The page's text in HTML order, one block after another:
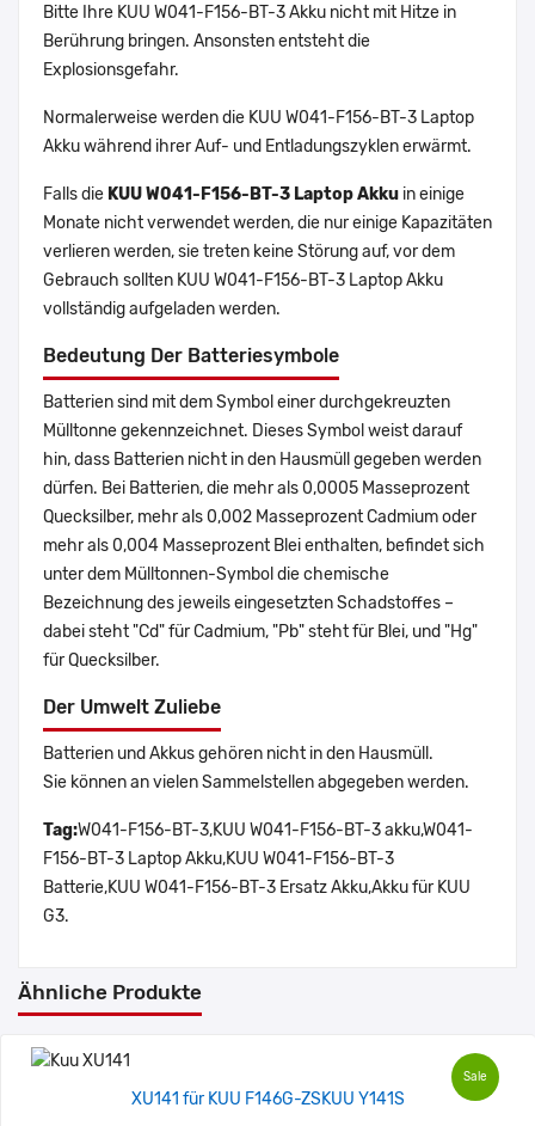
Bitte Ihre KUU W041-F156-BT-3 Akku nicht mit Hitze in
Berührung bringen. Ansonsten entsteht die
Explosionsgefahr.
Normalerweise werden die KUU W041-F156-BT-3 Laptop
Akku während ihrer Auf- und Entladungszyklen erwärmt.
Falls die KUU W041-F156-BT-3 Laptop Akku in einige
Monate nicht verwendet werden, die nur einige Kapazitäten
verlieren werden, sie treten keine Störung auf, vor dem
Gebrauch sollten KUU W041-F156-BT-3 Laptop Akku
vollständig aufgeladen werden.
Bedeutung Der Batteriesymbole
Batterien sind mit dem Symbol einer durchgekreuzten
Mülltonne gekennzeichnet. Dieses Symbol weist darauf
hin, dass Batterien nicht in den Hausmüll gegeben werden
dürfen. Bei Batterien, die mehr als 0,0005 Masseprozent
Quecksilber, mehr als 0,002 Masseprozent Cadmium oder
mehr als 0,004 Masseprozent Blei enthalten, befindet sich
unter dem Mülltonnen-Symbol die chemische
Bezeichnung des jeweils eingesetzten Schadstoffes –
dabei steht "Cd" für Cadmium, "Pb" steht für Blei, und "Hg"
für Quecksilber.
Der Umwelt Zuliebe
Batterien und Akkus gehören nicht in den Hausmüll.
Sie können an vielen Sammelstellen abgegeben werden.
Tag:W041-F156-BT-3,KUU W041-F156-BT-3 akku,W041-
F156-BT-3 Laptop Akku,KUU W041-F156-BT-3
Batterie,KUU W041-F156-BT-3 Ersatz Akku,Akku für KUU
G3.
Ähnliche Produkte
Sale
XU141 für KUU F146G-ZSKUU Y141S